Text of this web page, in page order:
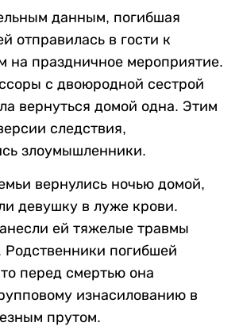
данным, погибшая
отправилась в гости к
на праздничное мероприятие.
с двоюродной сестрой
вернуться домой одна. Этим
следствия,
злоумышленники.
вернулись ночью домой,
девушку в луже крови.
ей тяжелые травмы
Родственники погибшей
перед смертью она
изнасилованию в
прутом.